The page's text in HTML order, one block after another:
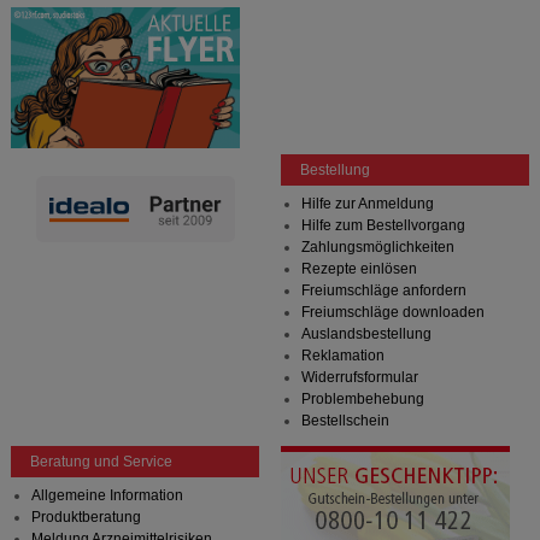
Bestellung
Hilfe zur Anmeldung
Hilfe zum Bestellvorgang
Zahlungsmöglichkeiten
Rezepte einlösen
Freiumschläge anfordern
Freiumschläge downloaden
Auslandsbestellung
Reklamation
Widerrufsformular
Problembehebung
Bestellschein
Beratung und Service
Allgemeine Information
Produktberatung